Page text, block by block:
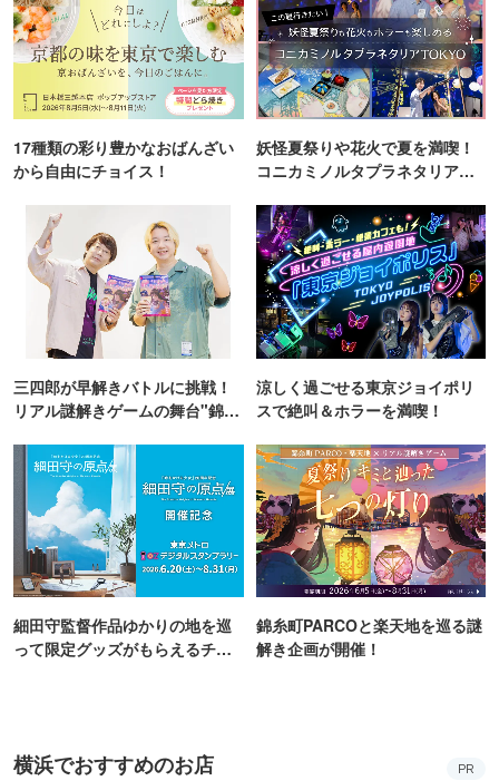
17種類の彩り豊かなおばんざい
から自由にチョイス！
妖怪夏祭りや花火で夏を満喫！
コニカミノルタプラネタリア
三四郎が早解きバトルに挑戦！
リアル謎解きゲームの舞台"錦糸
涼しく過ごせる東京ジョイポリ
スで絶叫＆ホラーを満喫！
細田守監督作品ゆかりの地を巡
って限定グッズがもらえるチャ
錦糸町PARCOと楽天地を巡る謎
解き企画が開催！
横浜でおすすめのお店 PR